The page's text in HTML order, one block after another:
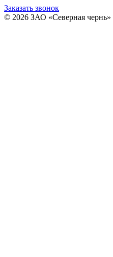
Заказать звонок
© 2026 ЗАО «Северная чернь»